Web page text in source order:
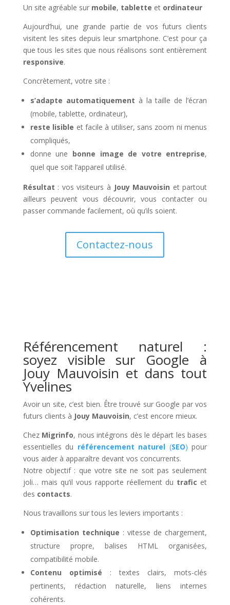
Un site agréable sur mobile, tablette et ordinateur
Aujourd’hui, une grande partie de vos futurs clients
visitent les sites depuis leur smartphone. C’est pour ça
que tous les sites que nous réalisons sont entièrement
responsive.
Concrètement, votre site :
s’adapte automatiquement à la taille de l’écran
(mobile, tablette, ordinateur),
reste lisible et facile à utiliser, sans zoom ni menus
compliqués,
donne une bonne image de votre entreprise,
quel que soit l’appareil utilisé.
Résultat : vos visiteurs à Jouy Mauvoisin et partout
ailleurs peuvent vous découvrir, vous contacter ou
passer commande facilement, où qu’ils soient.
Contactez-nous
Référencement naturel :
soyez visible sur Google à
Jouy Mauvoisin et dans tout
Yvelines
Avoir un site, c’est bien. Être trouvé sur Google par vos
futurs clients à Jouy Mauvoisin, c’est encore mieux.
Chez Migrinfo, nous intégrons dès le départ les bases
essentielles du référencement naturel (SEO) pour
vous aider à apparaître devant vos concurrents.
Notre objectif : que votre site ne soit pas seulement
joli… mais qu’il vous rapporte réellement du trafic et
des contacts.
Nous travaillons sur tous les leviers importants :
Optimisation technique : vitesse de chargement,
structure propre, balises HTML organisées,
compatibilité mobile.
Contenu optimisé : textes clairs, mots-clés
pertinents, rédaction naturelle, liens internes
cohérents.